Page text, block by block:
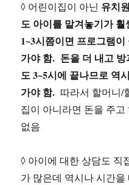
◊ 어린이집이 아닌 유치
도 아이를 맡겨놓기가
1~3시쯤이면 프로그램
가야 함. 돈을 더 내고
도 3~5시에 끝나므로 역
가야 함. 따라서 할머니/
집이 아니라면 돈을 주
없음
◊ 아이에 대한 상담도 직
가 많은데 역시나 시간을